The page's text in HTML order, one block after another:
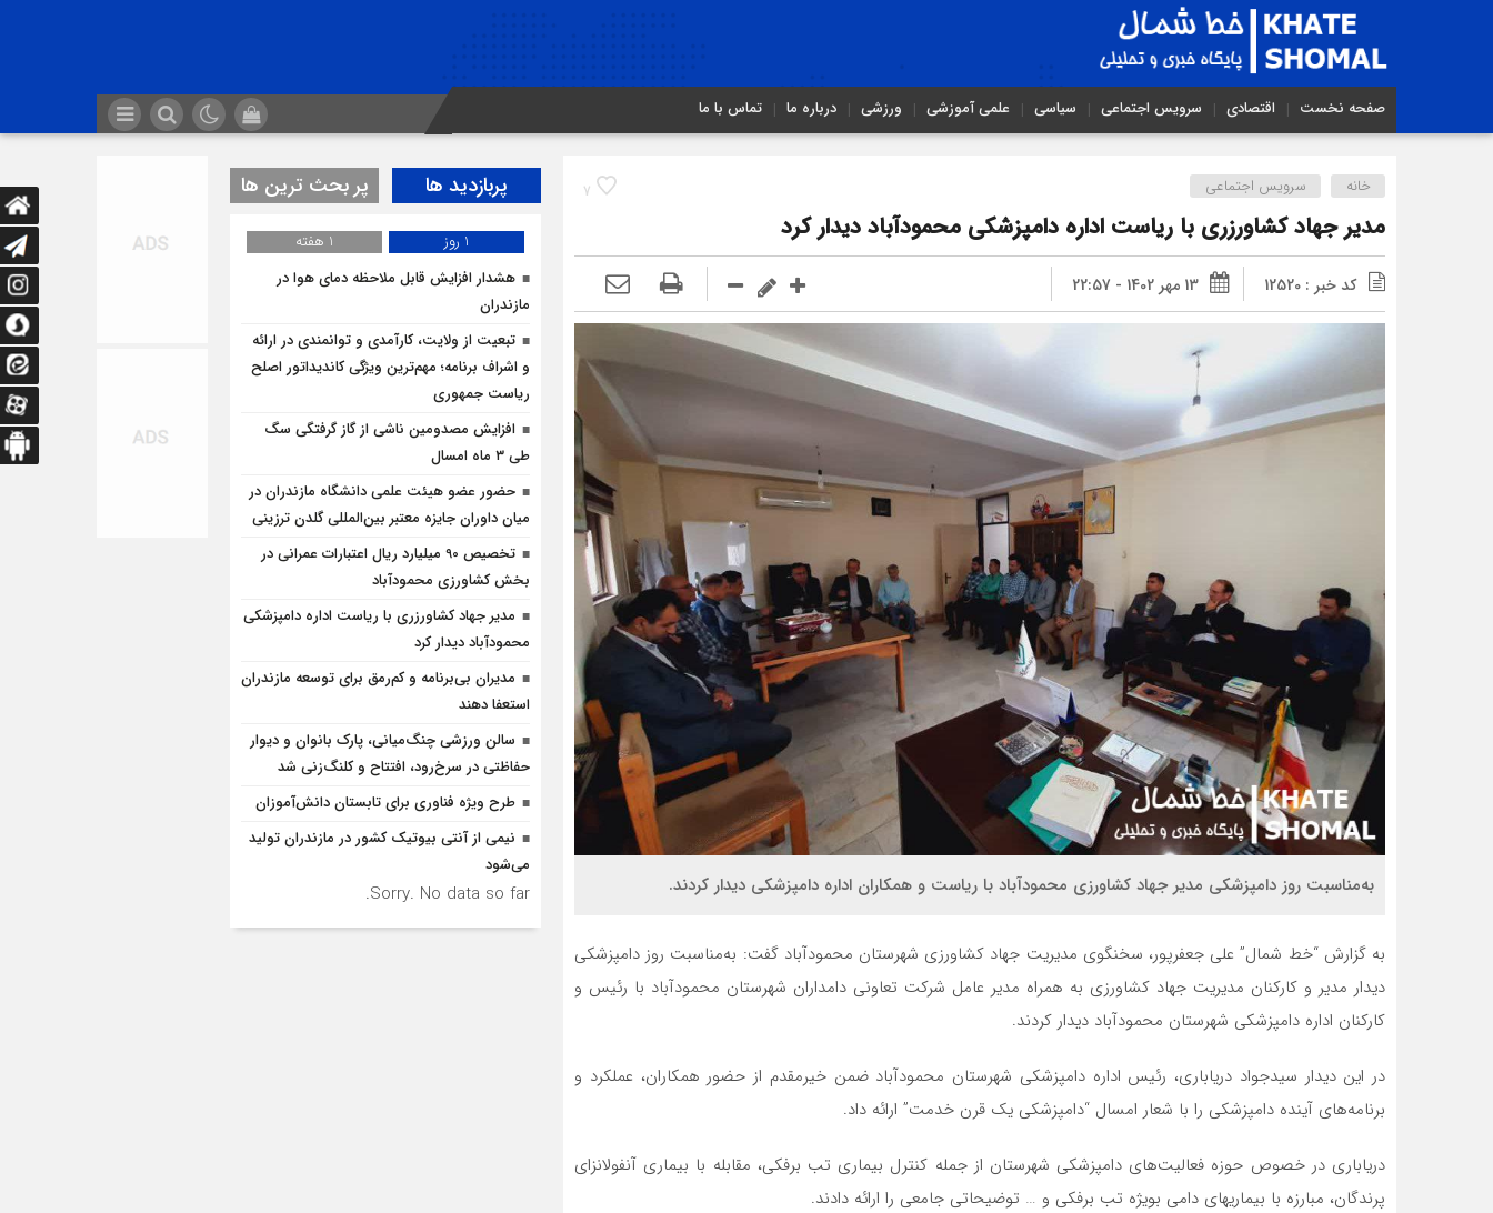
صفحه نخست اقتصادی سرویس اجتماعی سیاسی علمی آموزشی ورزشی درباره ما تماس با ما
7 خانه سرویس اجتماعی
مدیر جهاد کشاورزری با ریاست اداره دامپزشکی محمودآباد دیدار کرد
کد خبر : 12520 13 مهر 1402 - 22:57
به‌مناسبت روز دامپزشکی مدیر جهاد کشاورزی محمودآباد با ریاست و همکاران اداره دامپزشکی دیدار کردند.
به گزارش “خط شمال” علی جعفرپور، سخنگوی مدیریت جهاد کشاورزی شهرستان محمودآباد گفت: به‌مناسبت روز دامپزشکی
دیدار مدیر و کارکنان مدیریت جهاد کشاورزی به همراه مدیر عامل شرکت تعاونی دامداران شهرستان محمودآباد با رئیس و
کارکنان اداره دامپزشکی شهرستان محمودآباد دیدار کردند.
در این دیدار سیدجواد دریاباری، رئیس اداره دامپزشکی شهرستان محمودآباد ضمن خیرمقدم از حضور همکاران، عملکرد و
برنامه‌های آینده دامپزشکی را با شعار امسال “دامپزشکی یک قرن خدمت” ارائه داد.
دریاباری در خصوص حوزه فعالیت‌های دامپزشکی شهرستان از جمله کنترل بیماری تب برفکی، مقابله با بیماری آنفولانزای
پرندگان، مبارزه با بیماریهای دامی بویژه تب برفکی و … توضیحاتی جامعی را ارائه داد‌ند.
پربازدید ها پر بحث ترین ها
1 روز
1 هفته
هشدار افزایش قابل ملاحظه دمای هوا در
مازندران
تبعیت از ولایت، کارآمدی و توانمندی در ارائه
و اشراف برنامه؛ مهم‌ترین ویژگی کاندیداتور اصلح
ریاست جمهوری
افزایش مصدومین ناشی از گاز گرفتگی سگ
طی ۳ ماه امسال
حضور عضو هیئت علمی دانشگاه مازندران در
میان داوران جایزه معتبر بین‌المللی گلدن ترزینی
تخصیص 90 میلیارد ریال اعتبارات عمرانی در
بخش کشاورزی محمودآباد
مدیر جهاد کشاورزری با ریاست اداره دامپزشکی
محمودآباد دیدار کرد
مدیران بی‌برنامه و کم‌رمق برای توسعه مازندران
استعفا دهند
سالن ورزشی چنگ‌میانی، پارک بانوان و دیوار
حفاظتی در سرخ‌رود، افتتاح و کلنگ‌زنی شد
طرح ویژه فناوری برای تابستان دانش‌آموزان
نیمی از آنتی بیوتیک کشور در مازندران تولید
می‌شود
Sorry. No data so far.